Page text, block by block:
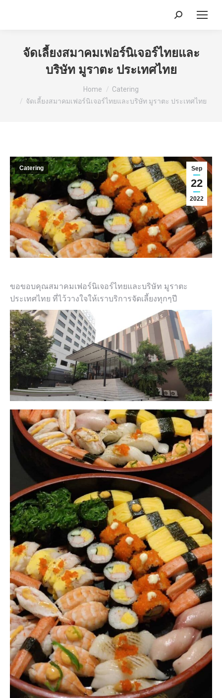
Search:
จัดเลี้ยงสมาคมเฟอร์นิเจอร์ไทยและ
บริษัท มูราตะ ประเทศไทย
Home
Catering
จัดเลี้ยงสมาคมเฟอร์นิเจอร์ไทยและบริษัท มูราตะ ประเทศไทย
Sep
22
2022
Catering
ขอขอบคุณสมาคมเฟอร์นิเจอร์ไทยและบริษัท มูราตะ
ประเทศไทย ที่ไว้วางใจให้เราบริการจัดเลี้ยงทุกๆปี